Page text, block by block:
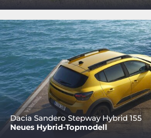
Dacia Sandero Stepway Hybrid 155
Neues Hybrid-Topmodell